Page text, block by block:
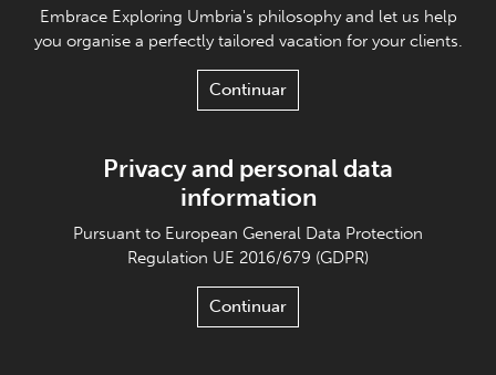
Embrace Exploring Umbria's philosophy and let us help
you organise a perfectly tailored vacation for your clients.
Continuar
Privacy and personal data
information
Pursuant to European General Data Protection
Regulation UE 2016/679 (GDPR)
Continuar